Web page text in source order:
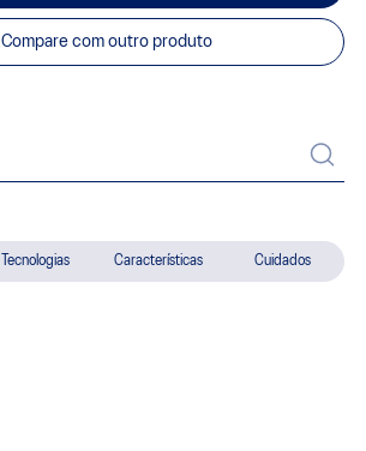
Tecnologias Características Cuidados
Compare com outro produto